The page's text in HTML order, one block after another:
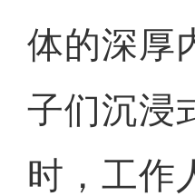
体的深厚
子们沉浸
时，工作